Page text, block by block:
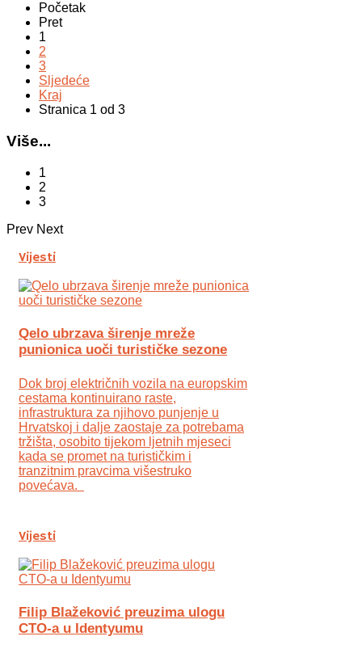
Početak
Pret
1
2
3
Sljedeće
Kraj
Stranica 1 od 3
Više...
1
2
3
Prev Next
Vijesti
Qelo ubrzava širenje mreže
punionica uoči turističke sezone
Dok broj električnih vozila na europskim
cestama kontinuirano raste,
infrastruktura za njihovo punjenje u
Hrvatskoj i dalje zaostaje za potrebama
tržišta, osobito tijekom ljetnih mjeseci
kada se promet na turističkim i
tranzitnim pravcima višestruko
povećava.
Vijesti
Filip Blažeković preuzima ulogu
CTO-a u Identyumu